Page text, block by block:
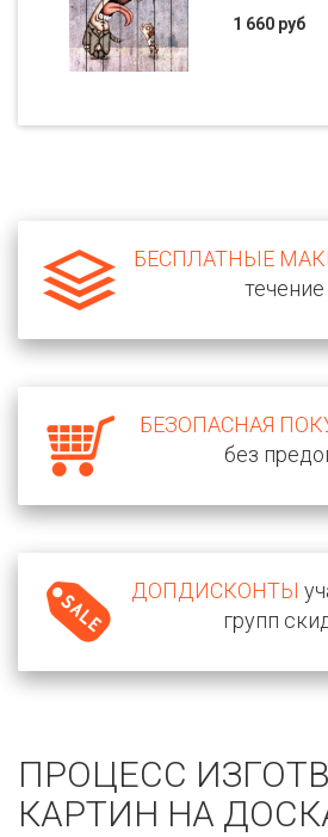
1 660 руб
БЕСПЛАТНЫЕ
течение
БЕЗОПАСНАЯ
без
ДОПДИСКОНТЫ
групп
ПРОЦЕСС
КАРТИН НА